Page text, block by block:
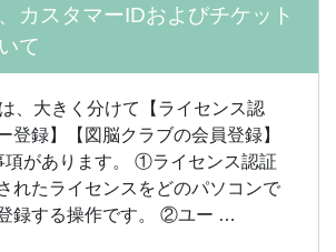
カスタマーIDおよびチケット
て
、大きく分けて【ライセンス認
登録】【図脳クラブの会員登録】
項があります。 ①ライセンス認証
れたライセンスをどのパソコンで
録する操作です。 ②ユー …